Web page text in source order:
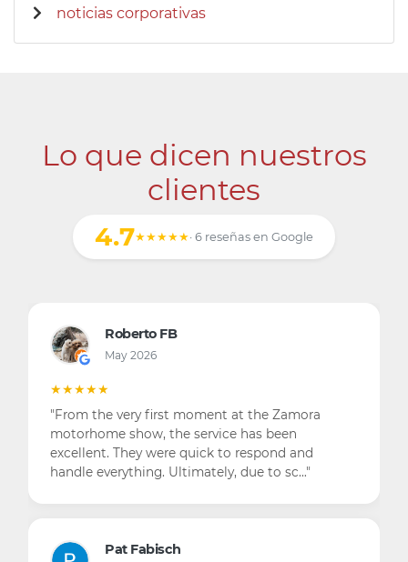
noticias corporativas
Lo que dicen nuestros
clientes
4.7★★★★★· 6 reseñas en Google
Roberto FB
May 2026
the very first moment at the Zamora
show, the service has been
They were quick to respond and
everything. Ultimately, due to sc…"
Pat Fabisch